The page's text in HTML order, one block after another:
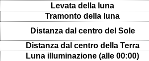
Levata della luna
Tramonto della luna
Distanza dal centro del Sole
Distanza dal centro della Terra
Luna illuminazione (alle 00:00)